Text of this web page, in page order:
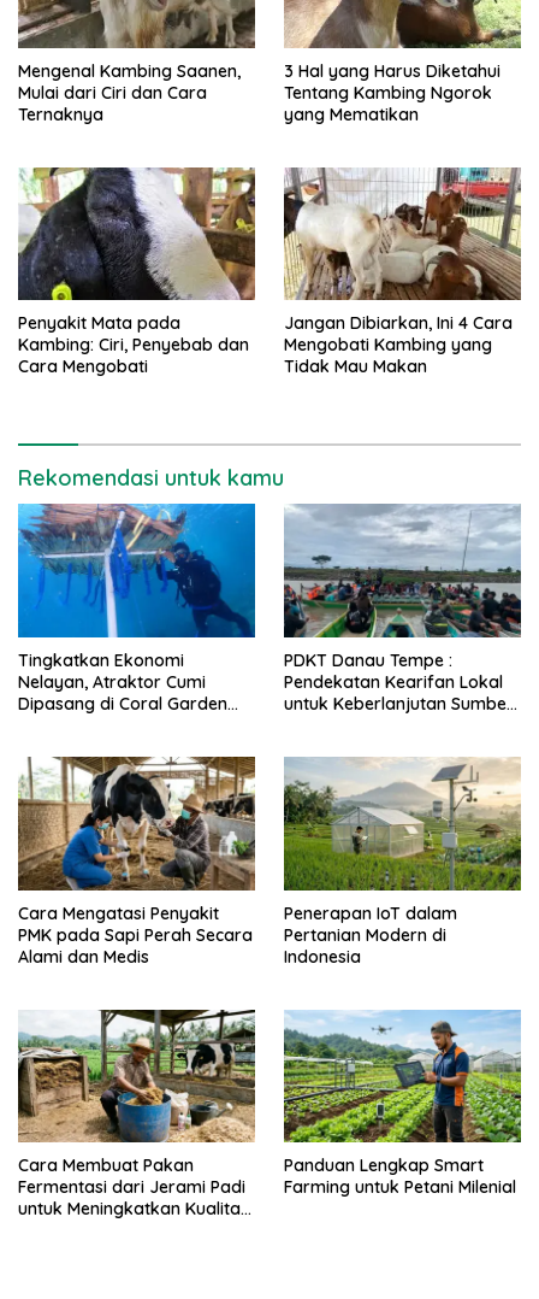
Mengenal Kambing Saanen,
Mulai dari Ciri dan Cara
Ternaknya
3 Hal yang Harus Diketahui
Tentang Kambing Ngorok
yang Mematikan
Penyakit Mata pada
Kambing: Ciri, Penyebab dan
Cara Mengobati
Jangan Dibiarkan, Ini 4 Cara
Mengobati Kambing yang
Tidak Mau Makan
Rekomendasi untuk kamu
Tingkatkan Ekonomi
Nelayan, Atraktor Cumi
Dipasang di Coral Garden
PDKT Danau Tempe :
Pendekatan Kearifan Lokal
untuk Keberlanjutan Sumber
Cara Mengatasi Penyakit
PMK pada Sapi Perah Secara
Alami dan Medis
Penerapan IoT dalam
Pertanian Modern di
Indonesia
Cara Membuat Pakan
Fermentasi dari Jerami Padi
untuk Meningkatkan Kualitas
Panduan Lengkap Smart
Farming untuk Petani Milenial